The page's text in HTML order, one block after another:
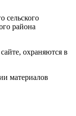
сельского
района
охраняются в
материалов